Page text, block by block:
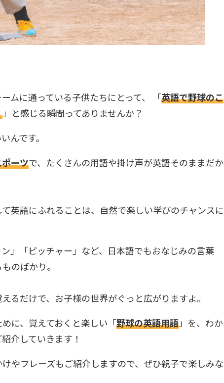
ムに通っている子供たちにとって、 「英語で野球のこ
」と感じる瞬間ってありませんか？
んです。
ーツで、たくさんの用語や掛け声が英語そのままだか
英語にふれることは、自然で楽しい学びのチャンスに
」「ピッチャー」など、日本語でもおなじみの言葉
のばかり。
るだけで、お子様の世界がぐっと広がりますよ。
に、覚えておくと楽しい「野球の英語用語」を、わか
介していきます！
やフレーズもご紹介しますので、ぜひ親子で楽しみな